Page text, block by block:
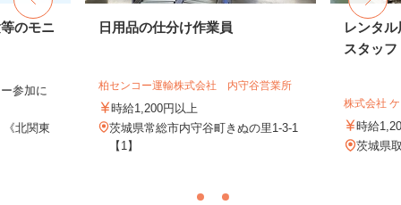
のモニ
参加に
北関東
日用品の仕分け作業員
柏センコー運輸株式会社 内守谷営業所
時給1,200円以上
茨城県常総市内守谷町きぬの里1-3-1
【1】
レンタ
スタッフ
株式会社
時給
茨城県